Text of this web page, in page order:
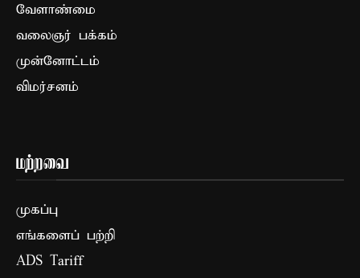
வேளாண்மை
வலைஞர் பக்கம்
முன்னோட்டம்
விமர்சனம்
மற்றவை
முகப்பு
எங்களைப் பற்றி
ADS Tariff